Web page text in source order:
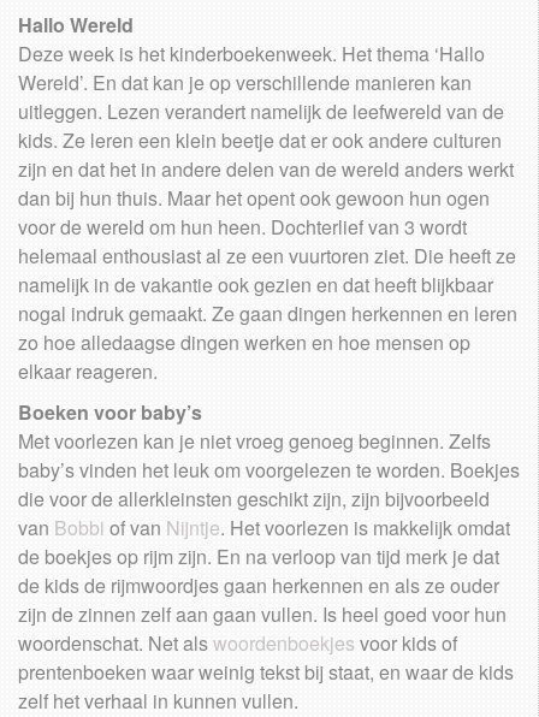
Hallo Wereld
Deze week is het kinderboekenweek. Het thema ‘Hallo
Wereld’. En dat kan je op verschillende manieren kan
uitleggen. Lezen verandert namelijk de leefwereld van de
kids. Ze leren een klein beetje dat er ook andere culturen
zijn en dat het in andere delen van de wereld anders werkt
dan bij hun thuis. Maar het opent ook gewoon hun ogen
voor de wereld om hun heen. Dochterlief van 3 wordt
helemaal enthousiast al ze een vuurtoren ziet. Die heeft ze
namelijk in de vakantie ook gezien en dat heeft blijkbaar
nogal indruk gemaakt. Ze gaan dingen herkennen en leren
zo hoe alledaagse dingen werken en hoe mensen op
elkaar reageren.
Boeken voor baby’s
Met voorlezen kan je niet vroeg genoeg beginnen. Zelfs
baby’s vinden het leuk om voorgelezen te worden. Boekjes
die voor de allerkleinsten geschikt zijn, zijn bijvoorbeeld
van Bobbi of van Nijntje. Het voorlezen is makkelijk omdat
de boekjes op rijm zijn. En na verloop van tijd merk je dat
de kids de rijmwoordjes gaan herkennen en als ze ouder
zijn de zinnen zelf aan gaan vullen. Is heel goed voor hun
woordenschat. Net alswoordenboekjes voor kids of
prentenboeken waar weinig tekst bij staat, en waar de kids
zelf het verhaal in kunnen vullen.